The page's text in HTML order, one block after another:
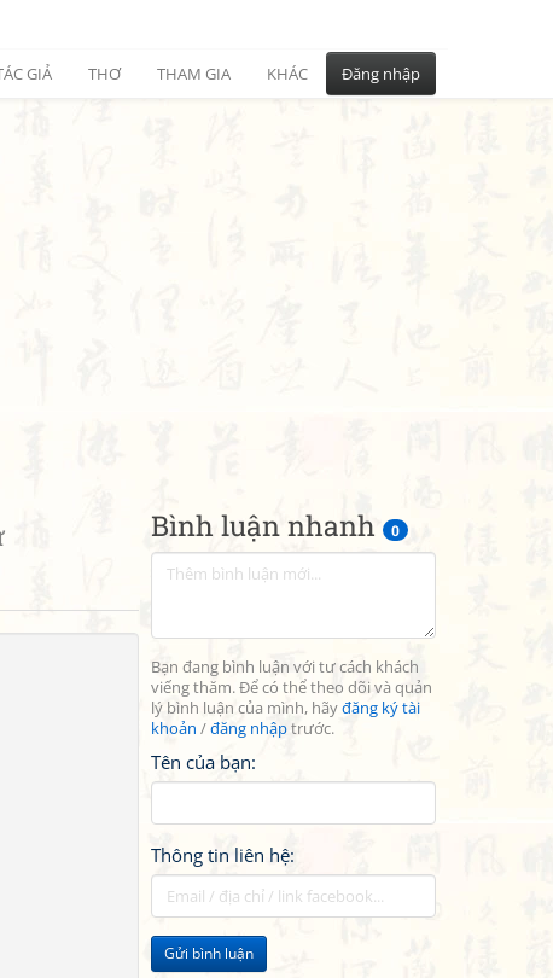
GIẢ THƠ THAM GIA KHÁC Đăng nhập
Bình luận nhanh 0
Bạn đang bình luận với tư cách khách
viếng thăm. Để có thể theo dõi và quản
lý bình luận của mình, hãyđăng ký tài
khoản /đăng nhậptrước.
Tên của bạn:
Thông tin liên hệ:
Gửi bình luận